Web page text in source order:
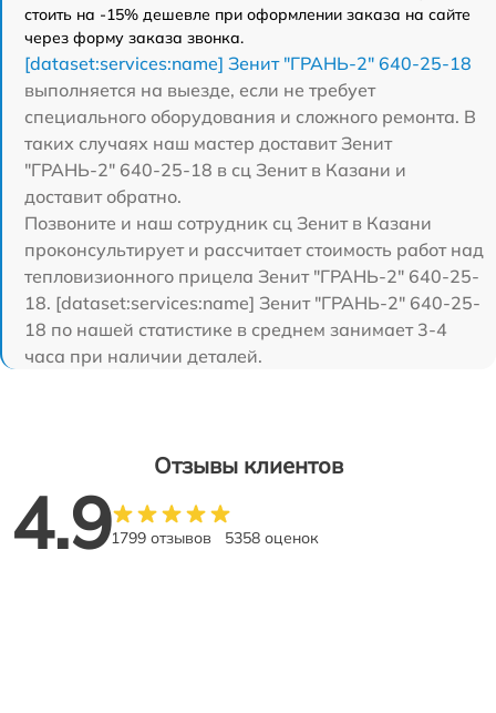
стоить на -15% дешевле при оформлении заказа на сайте
через форму заказа звонка.
[dataset:services:name] Зенит "ГРАНЬ-2" 640-25-18
выполняется на выезде, если не требует
специального оборудования и сложного ремонта. В
таких случаях наш мастер доставит Зенит
"ГРАНЬ-2" 640-25-18 в сц Зенит в Казани и
доставит обратно.
Позвоните и наш сотрудник сц Зенит в Казани
проконсультирует и рассчитает стоимость работ над
тепловизионного прицела Зенит "ГРАНЬ-2" 640-25-
18. [dataset:services:name] Зенит "ГРАНЬ-2" 640-25-
18 по нашей статистике в среднем занимает 3-4
часа при наличии деталей.
Отзывы клиентов
4.91799 отзывов 5358 оценок